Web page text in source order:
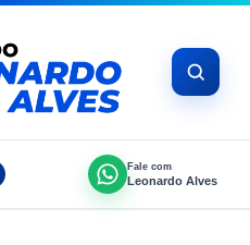
Fale com
Leonardo Alves